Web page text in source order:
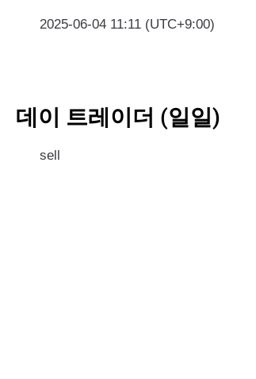
2025-06-04 11:11 (UTC+9:00)
데이 트레이더 (일일)
sell